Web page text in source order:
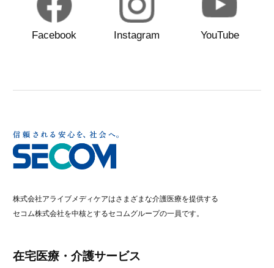
Facebook Instagram YouTube
株式会社アライブメディケアはさまざまな介護医療を提供する
セコム株式会社を中核とするセコムグループの一員です。
在宅医療・介護サービス